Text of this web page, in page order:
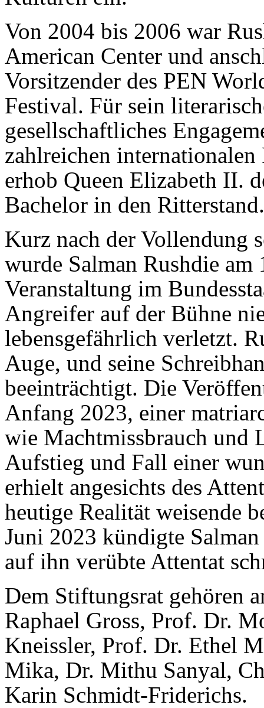
Von 2004 bis 2006 war
American Center und
Vorsitzender des PEN
Festival. Für sein
gesellschaftliches
zahlreichen internationalen
erhob Queen Elizabeth II.
Bachelor in den Ritterstand.
Kurz nach der Vollendung
wurde Salman Rushdie
Veranstaltung im
Angreifer auf der Bühne
lebensgefährlich verletzt.
Auge, und seine
beeinträchtigt. Die
Anfang 2023, einer
wie Machtmissbrauch und
Aufstieg und Fall einer
erhielt angesichts des
heutige Realität weisende
Juni 2023 kündigte
auf ihn verübte Attentat
Dem Stiftungsrat gehören
Raphael Gross, Prof. Dr.
Kneissler, Prof. Dr. Ethel
Mika, Dr. Mithu Sanyal,
Karin Schmidt-Friderichs.